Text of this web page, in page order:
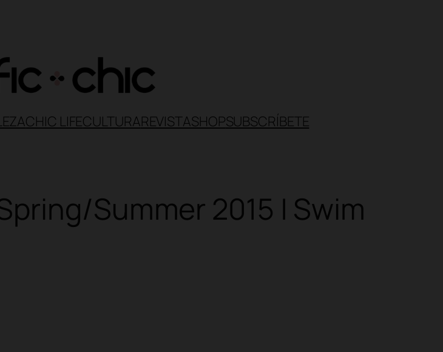
CHIC LIFECULTURAREVISTASHOPSUBSCRÍBETE
Summer 2015 | Swim